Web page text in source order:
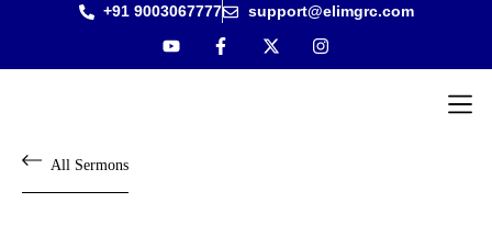
+91 9003067777 support@elimgrc.com
All Sermons